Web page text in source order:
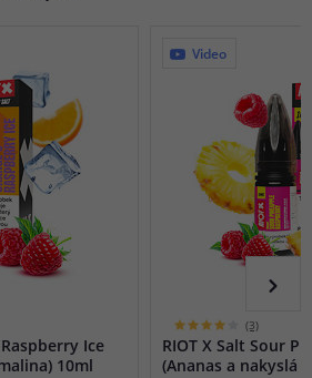
Ice
10ml
Video
(3)
RIOT X Salt Sour
(Ananas a nakyslá